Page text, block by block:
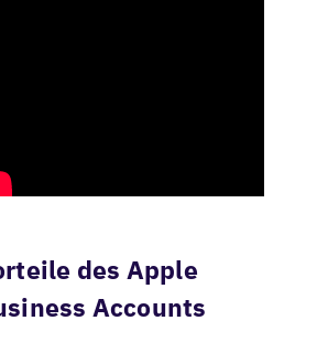
des Apple
Accounts